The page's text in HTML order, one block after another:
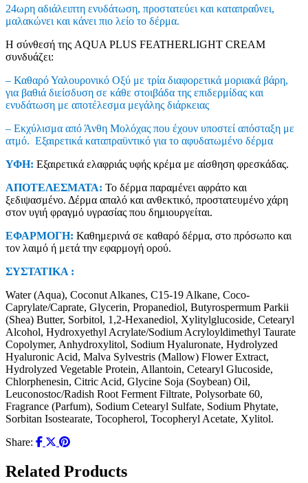
24ωρη αδιάλειπτη ενυδάτωση, προστατεύει και καταπραΰνει,
μαλακώνει και κάνει πιο λείο το δέρμα.
Η σύνθεσή της AQUA PLUS FEATHERLIGHT CREAM
συνδυάζει:
– Καθαρό Υαλουρονικό Οξύ με τρία διαφορετικά μοριακά βάρη,
για βαθιά διείσδυση σε κάθε στοιβάδα της επιδερμίδας και
ενυδάτωση με αποτέλεσμα μεγάλης διάρκειας
– Εκχύλισμα από Άνθη Μολόχας που έχουν υποστεί απόσταξη με
ατμό. Εξαιρετικά καταπραϋντικό για το αφυδατωμένο δέρμα
ΥΦΗ: Εξαιρετικά ελαφριάς υφής κρέμα με αίσθηση φρεσκάδας.
ΑΠΟΤΕΛΕΣΜΑΤΑ: Το δέρμα παραμένει αφράτο και
ξεδιψασμένο. Δέρμα απαλό και ανθεκτικό, προστατευμένο χάρη
στον υγιή φραγμό υγρασίας που δημιουργείται.
ΕΦΑΡΜΟΓΗ: Καθημερινά σε καθαρό δέρμα, στο πρόσωπο και
τον λαιμό ή μετά την εφαρμογή ορού.
ΣΥΣΤΑΤΙΚΑ :
Water (Aqua), Coconut Alkanes, C15-19 Alkane, Coco-
Caprylate/Caprate, Glycerin, Propanediol, Butyrospermum Parkii
(Shea) Butter, Sorbitol, 1,2-Hexanediol, Xylitylglucoside, Cetearyl
Alcohol, Hydroxyethyl Acrylate/Sodium Acryloyldimethyl Taurate
Copolymer, Anhydroxylitol, Sodium Hyaluronate, Hydrolyzed
Hyaluronic Acid, Malva Sylvestris (Mallow) Flower Extract,
Hydrolyzed Vegetable Protein, Allantoin, Cetearyl Glucoside,
Chlorphenesin, Citric Acid, Glycine Soja (Soybean) Oil,
Leuconostoc/Radish Root Ferment Filtrate, Polysorbate 60,
Fragrance (Parfum), Sodium Cetearyl Sulfate, Sodium Phytate,
Sorbitan Isostearate, Tocopherol, Tocopheryl Acetate, Xylitol.
Share:
Related Products